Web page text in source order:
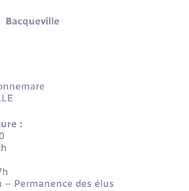
Bacqueville
:
– Permanence des élus